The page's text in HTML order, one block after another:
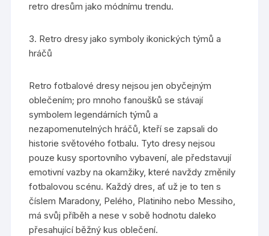
retro dresům jako módnímu trendu.
3. Retro dresy jako symboly ikonických týmů a
hráčů
Retro fotbalové dresy nejsou jen obyčejným
oblečením; pro mnoho fanoušků se stávají
symbolem legendárních týmů a
nezapomenutelných hráčů, kteří se zapsali do
historie světového fotbalu. Tyto dresy nejsou
pouze kusy sportovního vybavení, ale představují
emotivní vazby na okamžiky, které navždy změnily
fotbalovou scénu. Každý dres, ať už je to ten s
číslem Maradony, Pelého, Platiniho nebo Messiho,
má svůj příběh a nese v sobě hodnotu daleko
přesahující běžný kus oblečení.